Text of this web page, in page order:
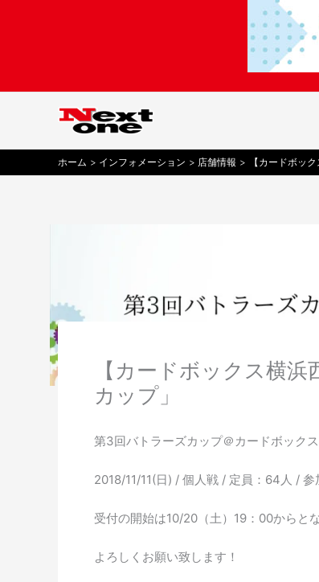
ホーム インフォメーション 店舗情報 【カードボッ
【カードボックス横
カップ」
第3回バトラーズカップ＠カードボック
2018/11/11(日) / 個人戦 / 定員：64人 / 参
受付の開始は10/20（土）19：00からとな
よろしくお願い致します！